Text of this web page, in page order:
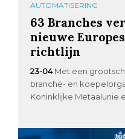
AUTOMATISERING
63 Branches
nieuwe
richtlijn
23-04 Met een
branche- en
Koninklijke Metaalunie